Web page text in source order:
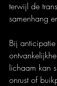
terwijl de
samenhang
Bij
lichaam kan
onrust of